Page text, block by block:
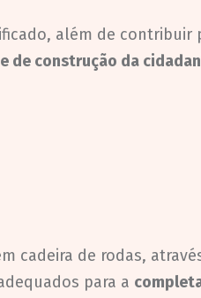
além de
de construção da
cadeira de rodas,
para a